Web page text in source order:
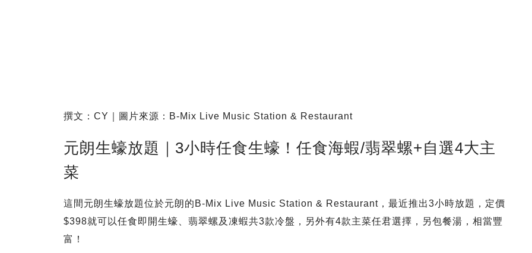
撰文：CY｜圖片來源：B-Mix Live Music Station & Restaurant
元朗生蠔放題｜3小時任食生蠔！任食海蝦/翡翠螺+自選4大主
菜
這間元朗生蠔放題位於元朗的B-Mix Live Music Station & Restaurant，最近推出3小時放題，定價
$398就可以任食即開生蠔、翡翠螺及凍蝦共3款冷盤，另外有4款主菜任君選擇，另包餐湯，相當豐
富！